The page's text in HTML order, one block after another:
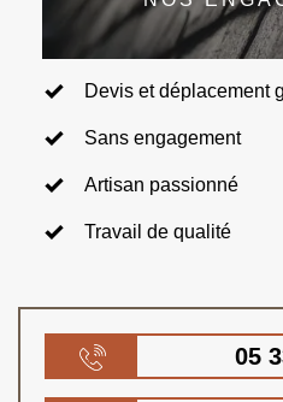
Devis et déplacement
Sans engagement
Artisan passionné
Travail de qualité
05